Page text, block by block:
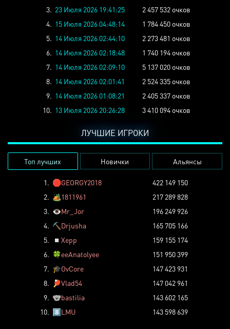
3. 23 Июля 2026 19:41:25
2 457 532 очков
4. 15 Июля 2026 04:48:14
1 784 450 очков
5. 14 Июля 2026 02:44:10
2 273 481 очков
6. 14 Июля 2026 02:18:48
1 740 194 очков
7. 14 Июля 2026 02:09:10
5 137 020 очков
8. 14 Июля 2026 02:01:41
2 524 335 очков
9. 14 Июля 2026 01:08:21
2 405 337 очков
10. 13 Июля 2026 20:26:28 3 410 094 очков
ЛУЧШИЕ ИГРОКИ
Топ лучших Новички Альянсы
1. 🛑GEORGY2018
422 149 150
2. 🏕️1811961
217 289 828
3. 👁️Mr_Jor
196 249 926
4. ⛏️ Drjusha
165 705 166
5.
◽ Xepp
159 155 174
6. 🍀eeAnatolyee
151 950 399
7. 🎓OvCore
147 423 931
8.
🏓Vlad54
147 042 961
9. 🐨bastilia
143 602 165
10. 8️⃣LMU 143 598 639